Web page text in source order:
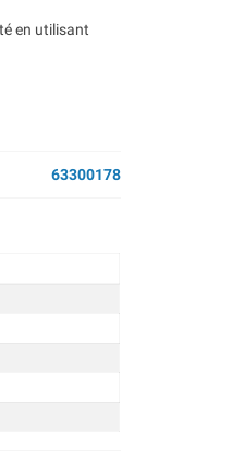
en utilisant
63300178